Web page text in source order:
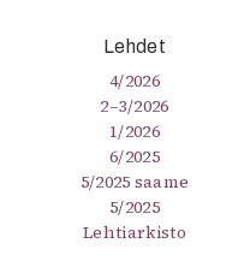
Lehdet
4/2026
2–3/2026
1/2026
6/2025
5/2025 saame
5/2025
Lehtiarkisto